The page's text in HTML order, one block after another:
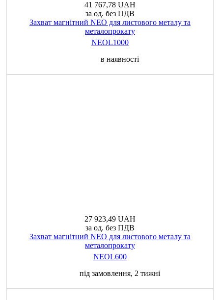
41 767,78 UAH
за од. без ПДВ
Захват магнітний NEO для листового металу та
металопрокату
NEOL1000
в наявності
27 923,49 UAH
за од. без ПДВ
Захват магнітний NEO для листового металу та
металопрокату
NEOL600
під замовлення, 2 тижні